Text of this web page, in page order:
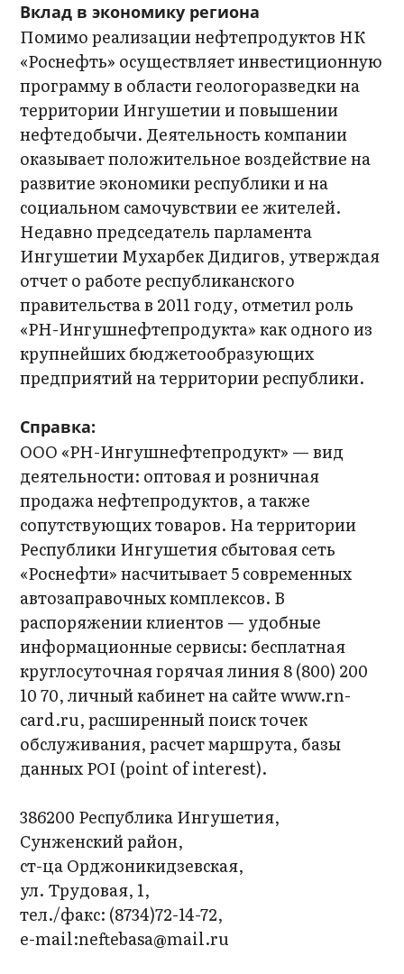
Вклад в экономику региона
Помимо реализации нефтепродуктов НК
«Роснефть» осуществляет инвестиционную
программу в области геологоразведки на
территории Ингушетии и повышении
нефтедобычи. Деятельность компании
оказывает положительное воздействие на
развитие экономики республики и на
социальном самочувствии ее жителей.
Недавно председатель парламента
Ингушетии Мухарбек Дидигов, утверждая
отчет о работе республиканского
правительства в 2011 году, отметил роль
«РН-Ингушнефтепродукта» как одного из
крупнейших бюджетообразующих
предприятий на территории республики.
Справка:
ООО «РН-Ингушнефтепродукт» — вид
деятельности: оптовая и розничная
продажа нефтепродуктов, а также
сопутствующих товаров. На территории
Республики Ингушетия сбытовая сеть
«Роснефти» насчитывает 5 современных
автозаправочных комплексов. В
распоряжении клиентов — удобные
информационные сервисы: бесплатная
круглосуточная горячая линия 8 (800) 200
10 70, личный кабинет на сайте www.rn-
card.ru, расширенный поиск точек
обслуживания, расчет маршрута, базы
данных POI (point of interest).
386200 Республика Ингушетия,
Сунженский район,
ст-ца Орджоникидзевская,
ул. Трудовая, 1,
тел./факс: (8734)72-14-72,
е-mail:neftebasa@mail.ru